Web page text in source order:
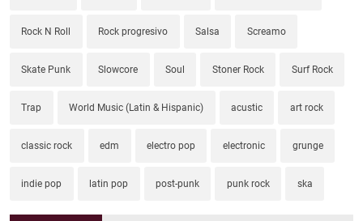
Rock N Roll Rock progresivo Salsa Screamo
Skate Punk Slowcore Soul Stoner Rock Surf Rock
Trap World Music (Latin & Hispanic) acustic art rock
classic rock edm electro pop electronic grunge
indie pop latin pop post-punk punk rock ska